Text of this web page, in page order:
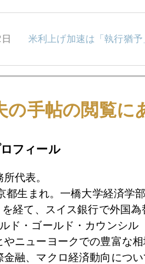
米利上げ加速は「執行猶予
中国人民銀行、総裁人事
カドロー新国家経済会議
デジタル・ゴールド
の手帖の閲覧に
フィール
代表。
都生まれ。一橋大学経済学
経て、スイス銀行で外国
ド・ゴールド・カウンシル
やニューヨークでの豊富な
金融、マクロ経済動向につ